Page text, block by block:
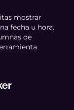
mostrar
fecha u hora.
de